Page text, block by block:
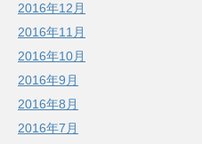
2016年12月
2016年11月
2016年10月
2016年9月
2016年8月
2016年7月